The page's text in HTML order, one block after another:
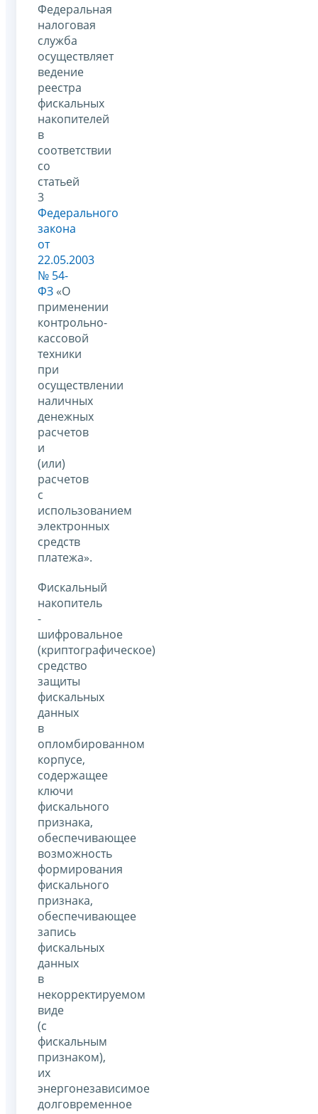
Федеральная
налоговая
служба
осуществляет
ведение
реестра
фискальных
накопителей
в
соответствии
со
статьей
3
Федерального
закона
от
22.05.2003
№ 54-
ФЗ «О
применении
контрольно-
кассовой
техники
при
осуществлении
наличных
денежных
расчетов
и
(или)
расчетов
с
использованием
электронных
средств
платежа».
Фискальный
накопитель
-
шифровальное
(криптографическое)
средство
защиты
фискальных
данных
в
опломбированном
корпусе,
содержащее
ключи
фискального
признака,
обеспечивающее
возможность
формирования
фискального
признака,
обеспечивающее
запись
фискальных
данных
в
некорректируемом
виде
(с
фискальным
признаком),
их
энергонезависимое
долговременное